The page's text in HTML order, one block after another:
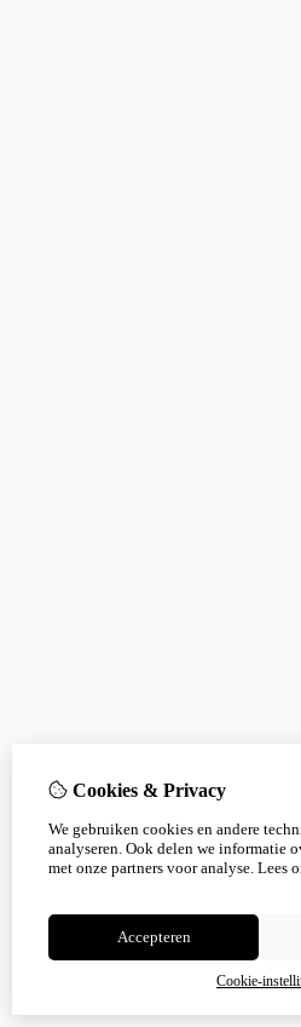
Cookies & Privacy
We gebruiken cookies en andere
analyseren. Ook delen we informatie
met onze partners voor analyse. Lees
Accepteren
Cookie-